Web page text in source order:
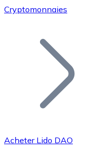
Rejoignez notre
Ajoutez le token
Cryptomonnaies
Acheter Lido DAO